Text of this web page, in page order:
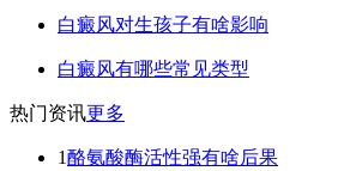
白癜风对生孩子有啥影响
白癜风有哪些常见类型
热门资讯更多
1酪氨酸酶活性强有啥后果